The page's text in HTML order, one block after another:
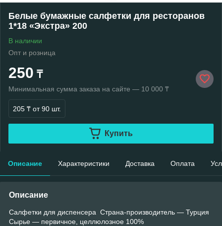
Белые бумажные салфетки для ресторанов
1*18 «Экстра» 200
В наличии
Опт и розница
250 ₸
Минимальная сумма заказа на сайте — 10 000 ₸
205 ₸ от 90 шт.
Купить
Описание Характеристики Доставка Оплата
Описание
Салфетки для диспенсера Страна-производитель — Турция
Сырье — первичное, целлюлозное 100%